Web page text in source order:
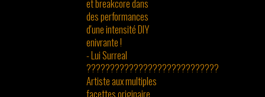
et breakcore dans
des performances
d'une intensité DIY
enivrante !
- Lui Surreal
????????????????????????????
Artiste aux multiples
facettes originaire